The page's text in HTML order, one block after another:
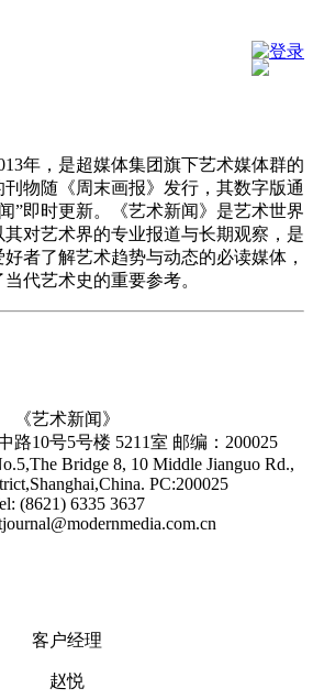
登录
年，是超媒体集团旗下艺术媒体群的
物随《周末画报》发行，其数字版通
”即时更新。《艺术新闻》是艺术世界
对艺术界的专业报道与长期观察，是
者了解艺术趋势与动态的必读媒体，
代艺术史的重要参考。
《艺术新闻》
路10号5号楼 5211室 邮编：200025
Bridge 8, 10 Middle Jianguo Rd.,
PC:200025
(8621) 6335 3637
客户经理
赵悦